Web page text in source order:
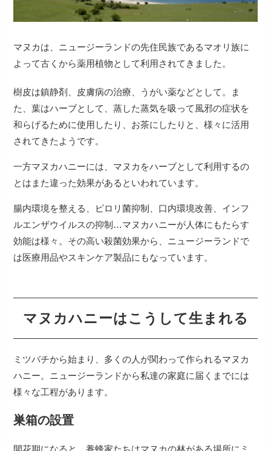
マヌカは、ニュージーランドの先住民族であるマオリ族に
よって古くから薬用植物として利用されてきました。
樹皮は鎮静剤、皮膚病の治療、うがい薬などとして。ま
た、葉はハーブとして、蒸した蒸気を吸って風邪の症状を
和らげるために使用したり、お茶にしたりと、様々に活用
されてきたようです。
一方マヌカハニーには、マヌカをハーブとして利用するの
とはまた違った効果があるといわれています。
腸内環境を整える、ピロリ菌抑制、口内環境改善、インフ
ルエンザウイルスの抑制…マヌカハニーが人体にもたらす
効能は様々。その高い殺菌効果から、ニュージーランドで
は医療用品やスキンケア製品にもなっています。
マヌカハニーはこうして生まれる
ミツバチから始まり、多くの人が関わって作られるマヌカ
ハニー。ニュージーランドから私達の家庭に届くまでには
様々な工程があります。
巣箱の設置